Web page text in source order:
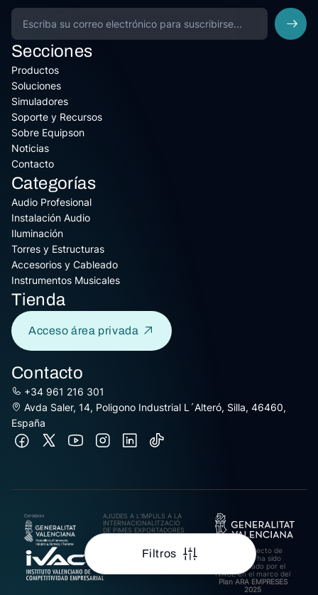
Filtros
Secciones
Productos
Soluciones
Simuladores
Soporte y Recursos
Sobre Equipson
Noticias
Contacto
Categorías
Audio Profesional
Instalación Audio
Iluminación
Torres y Estructuras
Accesorios y Cableado
Instrumentos Musicales
Tienda
Acceso área privada
Contacto
+34 961 216 301
Avda Saler, 14, Poligono Industrial L´Alteró, Silla, 46460,
España
AJUDES A L’IMPULS A LA
INTERNACIONALITZACIÓ
DE PIMES EXPORTADORES
Import rebut: 31.278,27€
Este proyecto de
inversión ha sido
cofinanciado por el
IVACE en el marco del
Plan ARA EMPRESES
2025